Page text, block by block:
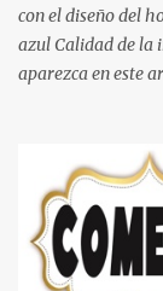
de colo...
con el diseño del
azul Calidad de la
aparezca en este
decorar el
boxeo Ideas para
que se pueden